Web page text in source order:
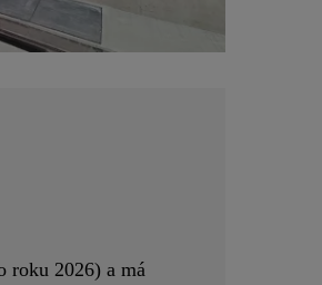
roku 2026) a má